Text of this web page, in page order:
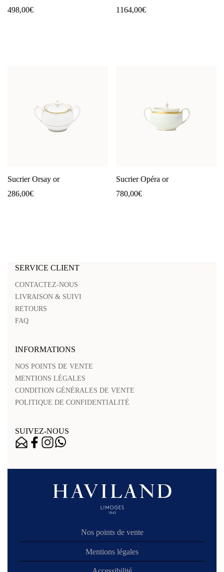
498,00€
1164,00€
Sucrier Orsay or
286,00€
Sucrier Opéra or
780,00€
SERVICE CLIENT
CONTACTEZ-NOUS
LIVRAISON & SUIVI
RETOURS
FAQ
INFORMATIONS
NOS POINTS DE VENTE
MENTIONS LÉGALES
CONDITION GÉNÉRALES DE VENTE
POLITIQUE DE CONFIDENTIALITÉ
SUIVEZ-NOUS
Nos points de vente
Mentions légales